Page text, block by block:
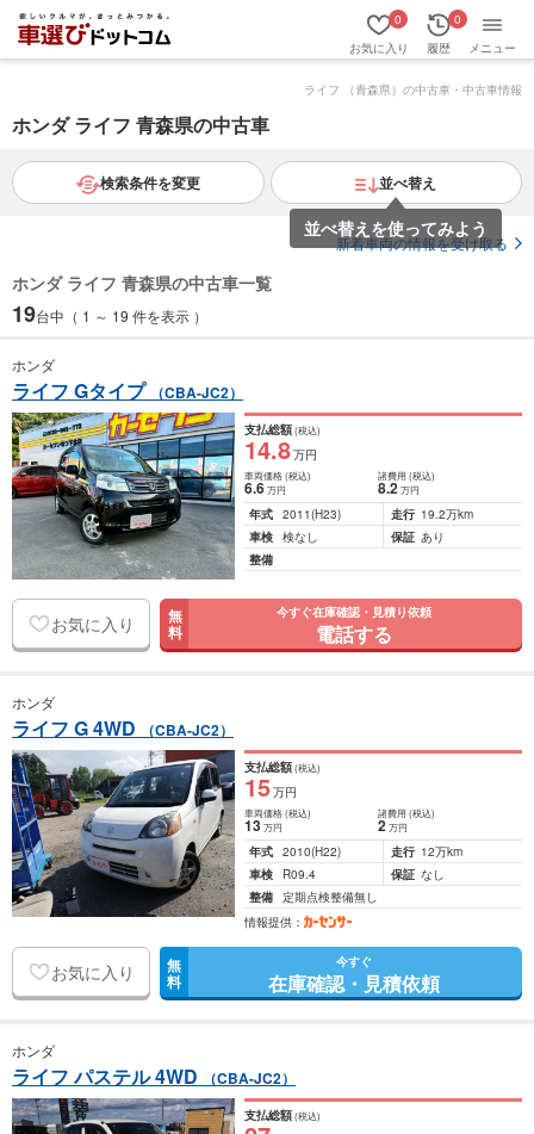
お気に入り
0
履歴
0
メニュー
ライフ （青森県）の中古車・中古車情報
ホンダ ライフ 青森県の中古車
検索条件を変更 並べ替え
新着車両の情報を受け取る
ホンダ ライフ 青森県の中古車一覧
19台中（ 1 ～ 19 件を表示 ）
ホンダ
ライフ Gタイプ （CBA-JC2）
支払総額(税込)
14.8万円
車両価格(税込)
6.6万円
諸費用 (税込)
8.2 万円
年式 2011(H23) 走行 19.2万km
車検 検なし 保証 あり
整備
お気に入り 無
料
今すぐ在庫確認・見積り依頼
電話する
ホンダ
ライフ G 4WD （CBA-JC2）
支払総額(税込)
15万円
車両価格(税込)
13万円
諸費用 (税込)
2 万円
年式 2010(H22) 走行 12万km
車検
R09.4 保証 なし
整備 定期点検整備無し
情報提供：
お気に入り 無
料
今すぐ
在庫確認・見積依頼
ホンダ
ライフ パステル 4WD （CBA-JC2）
支払総額(税込)